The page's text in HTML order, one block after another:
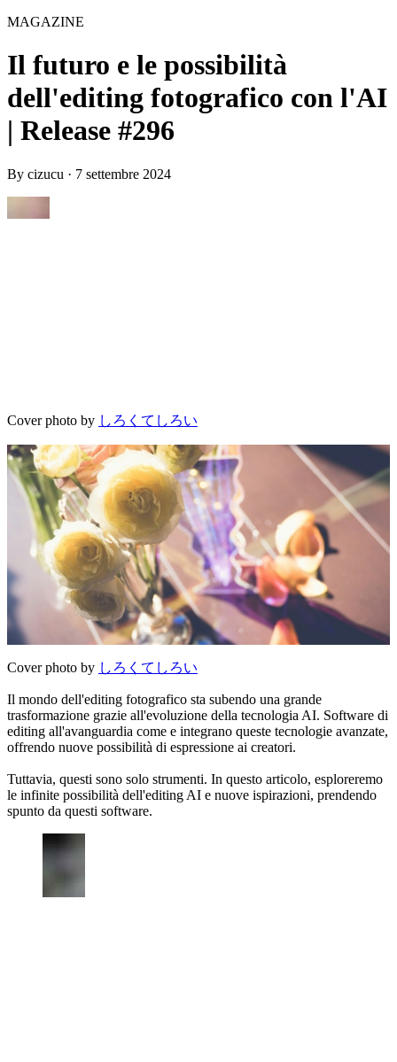
MAGAZINE
Il futuro e le possibilità
dell'editing fotografico con l'AI
| Release #296
By cizucu · 7 settembre 2024
Cover photo by しろくてしろい
Cover photo by しろくてしろい
Il mondo dell'editing fotografico sta subendo una grande
trasformazione grazie all'evoluzione della tecnologia AI. Software di
editing all'avanguardia come e integrano queste tecnologie avanzate,
offrendo nuove possibilità di espressione ai creatori.
Tuttavia, questi sono solo strumenti. In questo articolo, esploreremo
le infinite possibilità dell'editing AI e nuove ispirazioni, prendendo
spunto da questi software.